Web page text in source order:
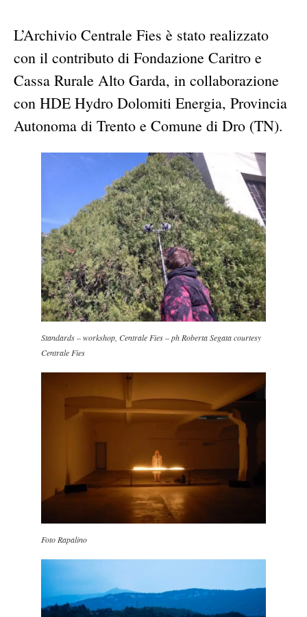
L’Archivio Centrale Fies è stato realizzato
con il contributo di Fondazione Caritro e
Cassa Rurale Alto Garda, in collaborazione
con HDE Hydro Dolomiti Energia, Provincia
Autonoma di Trento e Comune di Dro (TN).
Standards – workshop, Centrale Fies – ph Roberta Segata courtesy
Centrale Fies
Foto Rapalino